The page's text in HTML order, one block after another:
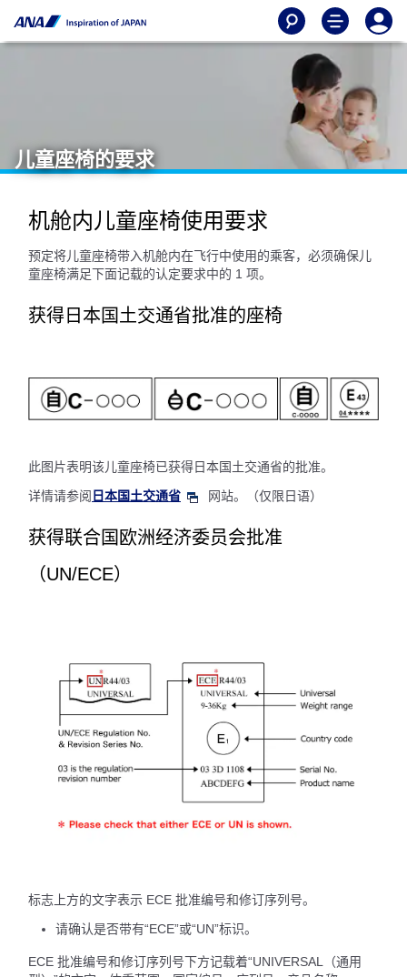
儿童座椅的要求
机舱内儿童座椅使用要求
预定将儿童座椅带入机舱内在飞行中使用的乘客，必须确保儿
童座椅满足下面记载的认定要求中的 1 项。
获得日本国土交通省批准的座椅
此图片表明该儿童座椅已获得日本国土交通省的批准。
详情请参阅 日本国土交通省 网站。（仅限日语）
获得联合国欧洲经济委员会批准
（UN/ECE）
标志上方的文字表示 ECE 批准编号和修订序列号。
请确认是否带有“ECE”或“UN”标识。
ECE 批准编号和修订序列号下方记载着“UNIVERSAL（通用